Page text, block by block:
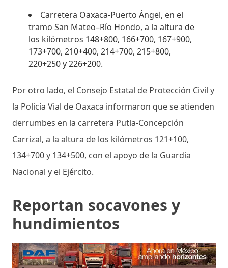
Carretera Oaxaca-Puerto Ángel, en el
tramo San Mateo–Río Hondo, a la altura de
los kilómetros 148+800, 166+700, 167+900,
173+700, 210+400, 214+700, 215+800,
220+250 y 226+200.
Por otro lado, el Consejo Estatal de Protección Civil y
la Policía Vial de Oaxaca informaron que se atienden
derrumbes en la carretera Putla-Concepción
Carrizal, a la altura de los kilómetros 121+100,
134+700 y 134+500, con el apoyo de la Guardia
Nacional y el Ejército.
Reportan socavones y
hundimientos